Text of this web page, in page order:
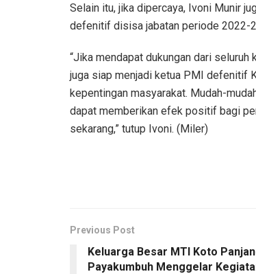
Selain itu, jika dipercaya, Ivoni Munir
defenitif disisa jabatan periode 2022-
“Jika mendapat dukungan dari
juga siap menjadi ketua PMI defenitif
kepentingan masyarakat. Mudah-
dapat memberikan efek positif bagi
sekarang,” tutup Ivoni. (Miler)
Previous Post
Keluarga Besar MTI Koto
Payakumbuh Menggelar